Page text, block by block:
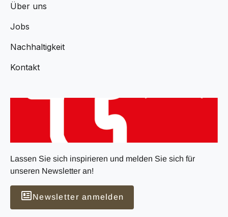
Über uns
Jobs
Nachhaltigkeit
Kontakt
Lassen Sie sich inspirieren und melden Sie sich für
unseren Newsletter an!
Newsletter anmelden